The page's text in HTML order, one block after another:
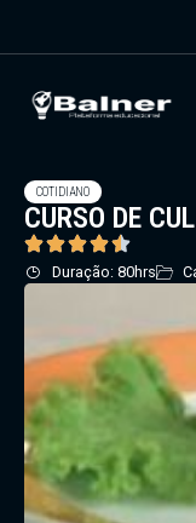
COTIDIANO
CURSO DE
Duração: 80hrs